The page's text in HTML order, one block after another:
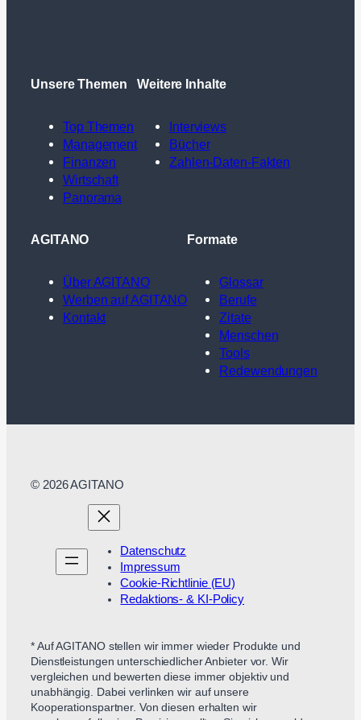
Unsere Themen
Top Themen
Management
Finanzen
Wirtschaft
Panorama
Weitere Inhalte
Interviews
Bücher
Zahlen-Daten-Fakten
AGITANO
Über AGITANO
Werben auf AGITANO
Kontakt
Formate
Glossar
Berufe
Zitate
Menschen
Tools
Redewendungen
© 2026 AGITANO
Datenschutz
Impressum
Cookie-Richtlinie (EU)
Redaktions- & KI-Policy
* Auf AGITANO stellen wir immer wieder Produkte und
Dienstleistungen unterschiedlicher Anbieter vor. Wir
vergleichen und bewerten diese immer objektiv und
unabhängig. Dabei verlinken wir auf unsere
Kooperationspartner. Von diesen erhalten wir